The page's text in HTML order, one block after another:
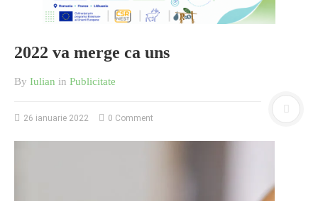
2022 va merge ca uns
By Iulian in Publicitate
26 ianuarie 2022 0 Comment